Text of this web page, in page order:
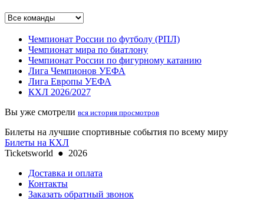
Чемпионат России по футболу (РПЛ)
Чемпионат мира по биатлону
Чемпионат России по фигурному катанию
Лига Чемпионов УЕФА
Лига Европы УЕФА
КХЛ 2026/2027
Вы уже смотрели вся история просмотров
Билеты на лучшие спортивные события по всему миру
Билеты на КХЛ
Ticketsworld ● 2026
Доставка и оплата
Контакты
Заказать обратный звонок